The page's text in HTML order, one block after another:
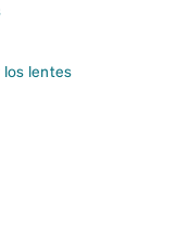
los lentes